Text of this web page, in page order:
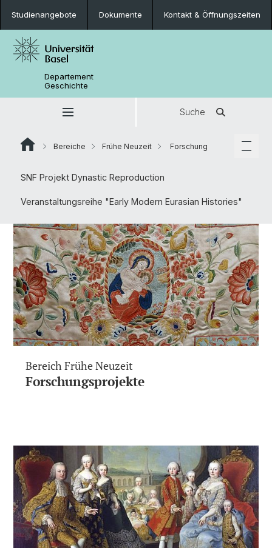
Studienangebote Dokumente Kontakt & Öffnungszeiten
Departement
Geschichte
Suche
Bereiche Frühe Neuzeit Forschung
SNF Projekt Dynastic Reproduction
Veranstaltungsreihe "Early Modern Eurasian Histories"
Bereich Frühe Neuzeit
Forschungsprojekte